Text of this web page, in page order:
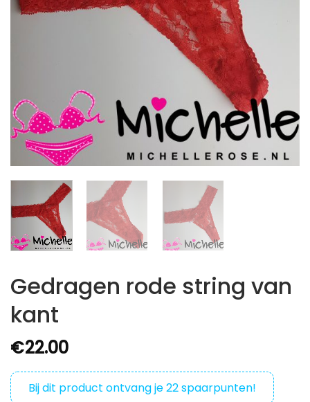
Gedragen rode string van
kant
€22.00
Bij dit product ontvang je22spaarpunten!